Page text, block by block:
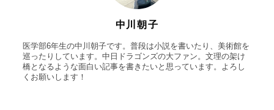
中川朝子
医学部6年生の中川朝子です。普段は小説を書いたり、美術館を
巡ったりしています。中日ドラゴンズの大ファン。文理の架け
橋となるような面白い記事を書きたいと思っています。よろし
くお願いします！